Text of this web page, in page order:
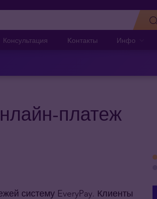
Консультация Kонтакты Инфо
платеж
систему EveryPay. Клиенты